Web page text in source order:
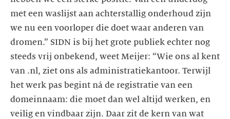
met een waslijst aan achterstallig onderhoud zijn
we nu een voorloper die doet waar anderen van
dromen.” SIDN is bij het grote publiek echter nog
steeds vrij onbekend, weet Meijer: “Wie ons al kent
van .nl, ziet ons als administratiekantoor. Terwijl
het werk pas begint ná de registratie van een
domeinnaam: die moet dan wel altijd werken, en
veilig en vindbaar zijn. Daar zit de kern van wat